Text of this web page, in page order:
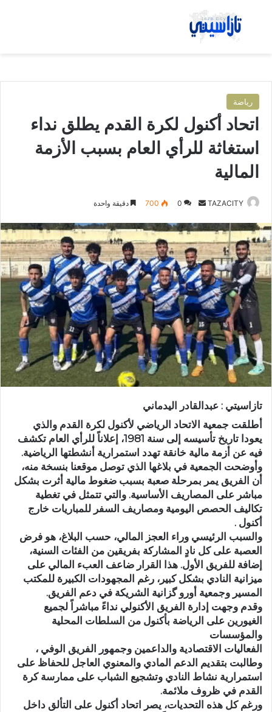
بحث عن
رياضة
اتحاد أكنول لكرة القدم يطلق نداء
استغاثة للرأي العام بسبب الأزمة
المالية
TAZACITY
س
ل
ب
ر
ي
د
ا
إ
ل
ك
ت
و
ن
ي
ا
0
700 دقيقة واحدة
تازاسيتي : عبدالقادر اليدماني
أطلقت جمعية الاتحاد الرياضي لأكنول لكرة القدم والذي
يعودا تاريخ تأسيسه إلى سنة 1981، إعلاناً للرأي العام تكشف
فيه عن أزمة مالية خانقة تهدد استمرارية أنشطتها الرياضية.
وأوضحت الجمعية في بلاغها الذي توصل موقعنا بنسخة منه،
أن الفريق يمر بمرحلة صعبة بسبب ضغوط مالية أثرت بشكل
مباشر على المصاريف الأساسية. والتي تتمثل في تغطية
تكاليف الحصص اليومية ومصاريف السفر للمباريات خارج
أكنول .
والسبب الرئيسي وراء العجز المالي، حسب البلاغ، هو فرض
العصبة على كل نادٍ المشاركة بفريقين من الفئات السنية،
إضافة للفريق الأول. هذا القرار ضاعف العبء المالي على
ميزانية النادي بشكل كبير، رغم المجهودات الكبيرة للمكتب
المسير وجمعية أورو گزانية الشريكة في دعم الفريق.
وقدم وجهت إدارة الفريق الأكنولي نداءً مباشراً لجميع
الغيورين على الرياضة بأكنول من السلطات المحلية
والمؤسسات
الفعاليات الاقتصادية والداعمين وجمهور الفريق الوفي ،
وطالبت بتقديم الدعم المادي والمعنوي العاجل للحفاظ على
استمرارية نشاط النادي وتشجيع الشباب على ممارسة كرة
القدم في ظروف ملائمة.
ورغم كل هذه التحديات، يصر اتحاد أكنول على التألق داخل